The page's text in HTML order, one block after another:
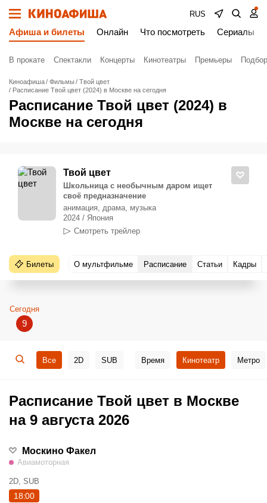
RUS
Афиша и билеты Онлайн Что посмотреть Сериалы
В прокате Спектакли Концерты Кинотеатры Премьеры
Киноафиша Фильмы
Твой цвет
Расписание Твой цвет (2024) в Москве на сегодня
Расписание Твой цвет (2024) в
Москве на сегодня
Твой цвет
Школьница с необычным даром ищет
своё предназначение
анимация, драма, музыка
2024 / Япония
Смотреть трейлер
Билеты О мультфильме Расписание Статьи Кадры
Сегодня
9
Все 2D SUB Время Кинотеатр Метро
Расписание Твой цвет в Москве
на 9 августа 2026
Москино Факел
Авиамоторная
2D, SUB
18:00